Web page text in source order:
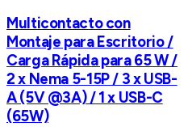
Multicontacto con
Montaje para Escritorio /
Carga Rápida para 65 W /
2 x Nema 5-15P / 3 x USB-
A (5V @3A) / 1 x USB-C
(65W)